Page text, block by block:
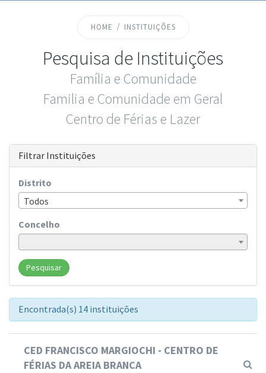
HOME INSTITUIÇÕES
Pesquisa de Instituições
Família e Comunidade
Familia e Comunidade em Geral
Centro de Férias e Lazer
Filtrar Instituições
Distrito
Todos
Concelho
Pesquisar
Encontrada(s) 14 instituições
CED FRANCISCO MARGIOCHI - CENTRO DE
FÉRIAS DA AREIA BRANCA